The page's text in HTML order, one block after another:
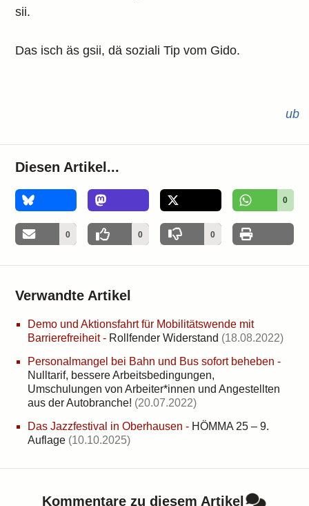
sii.
Das isch äs gsii, dä soziali Tip vom Gido.
ub
Diesen Artikel...
0
0 0 0
Verwandte Artikel
Demo und Aktionsfahrt für Mobilitätswende mit
Barrierefreiheit- Rollfender Widerstand (18.08.2022)
Personalmangel bei Bahn und Bus sofort beheben -
Nulltarif, bessere Arbeitsbedingungen,
Umschulungen von Arbeiter*innen und Angestellten
aus der Autobranche! (20.07.2022)
Das Jazzfestival in Oberhausen - HÖMMA 25 – 9.
Auflage (10.10.2025)
Kommentare zu diesem Artikel